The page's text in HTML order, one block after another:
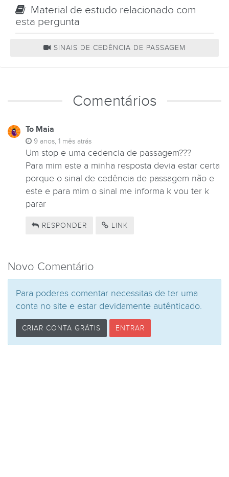
Material de estudo relacionado com
esta pergunta
SINAIS DE CEDÊNCIA DE PASSAGEM
Comentários
To Maia
9 anos, 1 mês atrás
Um stop e uma cedencia de passagem???
Para mim este a minha resposta devia estar certa
porque o sinal de cedência de passagem não e
este e para mim o sinal me informa k vou ter k
parar
RESPONDER LINK
Novo Comentário
Para poderes comentar necessitas de ter uma
conta no site e estar devidamente autênticado.
CRIAR CONTA GRÁTIS ENTRAR